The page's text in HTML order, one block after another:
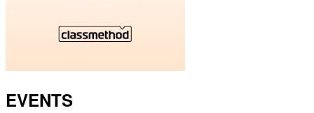
EVENTS